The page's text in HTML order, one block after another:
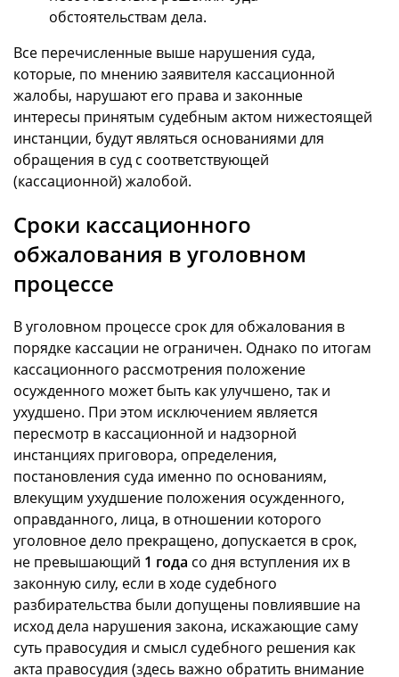
обстоятельствам дела.
Все перечисленные выше нарушения суда,
которые, по мнению заявителя кассационной
жалобы, нарушают его права и законные
интересы принятым судебным актом нижестоящей
инстанции, будут являться основаниями для
обращения в суд с соответствующей
(кассационной) жалобой.
Сроки кассационного
обжалования в уголовном
процессе
В уголовном процессе срок для обжалования в
порядке кассации не ограничен. Однако по итогам
кассационного рассмотрения положение
осужденного может быть как улучшено, так и
ухудшено. При этом исключением является
пересмотр в кассационной и надзорной
инстанциях приговора, определения,
постановления суда именно по основаниям,
влекущим ухудшение положения осужденного,
оправданного, лица, в отношении которого
уголовное дело прекращено, допускается в срок,
не превышающий 1 года со дня вступления их в
законную силу, если в ходе судебного
разбирательства были допущены повлиявшие на
исход дела нарушения закона, искажающие саму
суть правосудия и смысл судебного решения как
акта правосудия (здесь важно обратить внимание